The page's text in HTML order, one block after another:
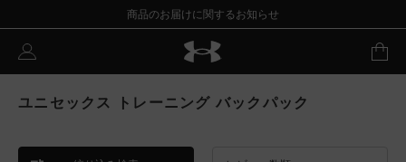
商品のお届けに関するお知らせ
ユニセックス トレーニング バックパック